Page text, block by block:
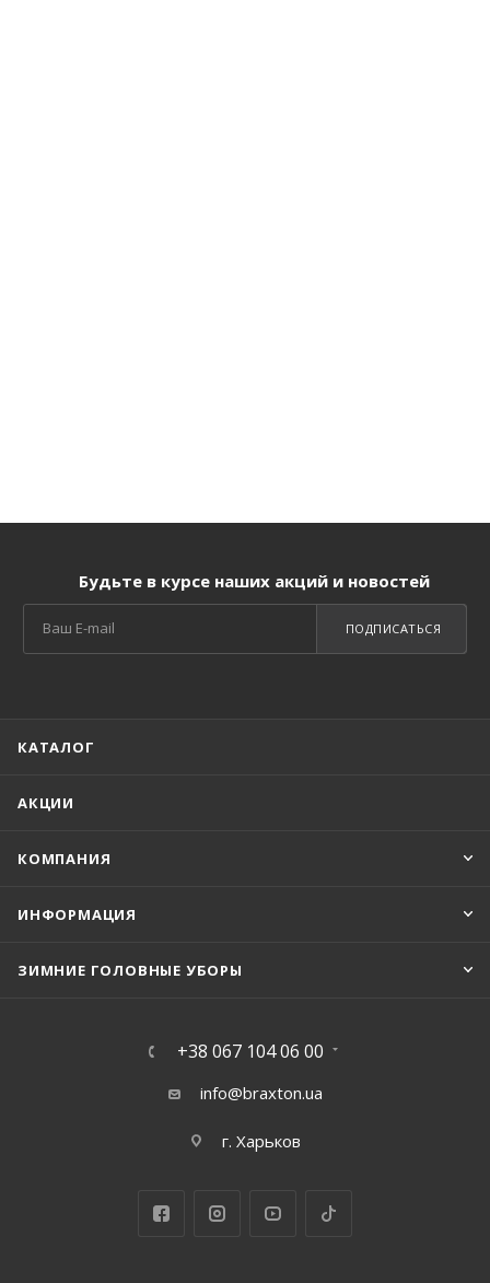
Будьте в курсе наших акций и новостей
ПОДПИСАТЬСЯ
КАТАЛОГ
АКЦИИ
КОМПАНИЯ
ИНФОРМАЦИЯ
ЗИМНИЕ ГОЛОВНЫЕ УБОРЫ
+38 067 104 06 00
info@braxton.ua
г. Харьков